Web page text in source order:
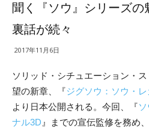
聞く『ソウ』シリーズ
裏話が続々
2017年11月6日
ソリッド・シチュエーション・
望の新章、『ジグソウ：ソウ・
より日本公開される。今回、『ソ
ナル3D 』までの宣伝監修を務め